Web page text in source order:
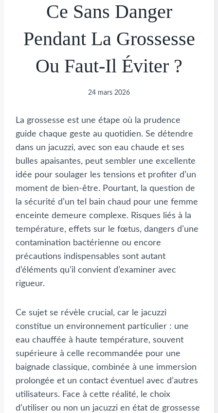
Ce Sans Danger
Pendant La Grossesse
Ou Faut-Il Éviter ?
24 mars 2026
La grossesse est une étape où la prudence
guide chaque geste au quotidien. Se détendre
dans un jacuzzi, avec son eau chaude et ses
bulles apaisantes, peut sembler une excellente
idée pour soulager les tensions et profiter d’un
moment de bien-être. Pourtant, la question de
la sécurité d’un tel bain chaud pour une femme
enceinte demeure complexe. Risques liés à la
température, effets sur le fœtus, dangers d’une
contamination bactérienne ou encore
précautions indispensables sont autant
d’éléments qu’il convient d’examiner avec
rigueur.
Ce sujet se révèle crucial, car le jacuzzi
constitue un environnement particulier : une
eau chauffée à haute température, souvent
supérieure à celle recommandée pour une
baignade classique, combinée à une immersion
prolongée et un contact éventuel avec d’autres
utilisateurs. Face à cette réalité, le choix
d’utiliser ou non un jacuzzi en état de grossesse